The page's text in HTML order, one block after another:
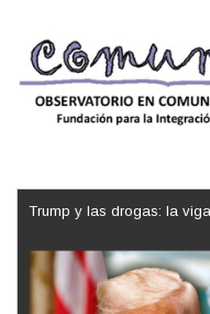
Trump y las drogas: la